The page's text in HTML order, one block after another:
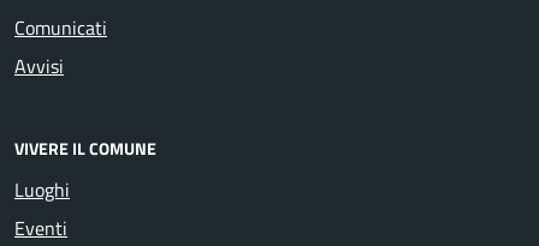
Comunicati
Avvisi
VIVERE IL COMUNE
Luoghi
Eventi